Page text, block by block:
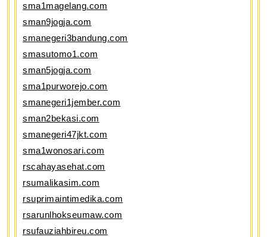
sma1magelang.com
sman9jogja.com
smanegeri3bandung.com
smasutomo1.com
sman5jogja.com
sma1purworejo.com
smanegeri1jember.com
sman2bekasi.com
smanegeri47jkt.com
sma1wonosari.com
rscahayasehat.com
rsumalikasim.com
rsuprimaintimedika.com
rsarunlhokseumaw.com
rsufauziahbireu.com